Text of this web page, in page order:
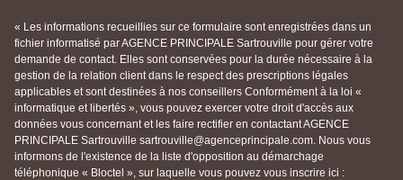
« Les informations recueillies sur ce formulaire sont enregistrées dans un
fichier informatisé par AGENCE PRINCIPALE Sartrouville pour gérer votre
demande de contact. Elles sont conservées pour la durée nécessaire à la
gestion de la relation client dans le respect des prescriptions légales
applicables et sont destinées à nos conseillers Conformément à la loi «
informatique et libertés », vous pouvez exercer votre droit d'accès aux
données vous concernant et les faire rectifier en contactant AGENCE
PRINCIPALE Sartrouville sartrouville@agenceprincipale.com. Nous vous
informons de l'existence de la liste d'opposition au démarchage
téléphonique « Bloctel », sur laquelle vous pouvez vous inscrire ici :